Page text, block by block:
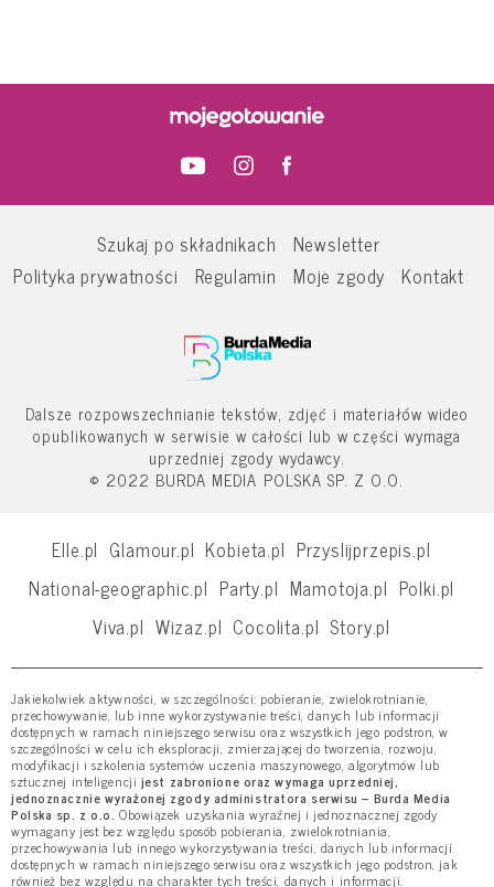
Szukaj po składnikach
Newsletter
Polityka prywatności
Regulamin Moje zgody Kontakt
Dalsze rozpowszechnianie tekstów, zdjęć i materiałów wideo
opublikowanych w serwisie w całości lub w części wymaga
uprzedniej zgody wydawcy.
© 2022 BURDA MEDIA POLSKA SP. Z O.O.
Elle.pl Glamour.pl Kobieta.pl Przyslijprzepis.pl
National-geographic.pl Party.pl Mamotoja.pl Polki.pl
Viva.pl Wizaz.pl Cocolita.pl Story.pl
Jakiekolwiek aktywności, w szczególności: pobieranie, zwielokrotnianie,
przechowywanie, lub inne wykorzystywanie treści, danych lub informacji
dostępnych w ramach niniejszego serwisu oraz wszystkich jego podstron, w
szczególności w celu ich eksploracji, zmierzającej do tworzenia, rozwoju,
modyfikacji i szkolenia systemów uczenia maszynowego, algorytmów lub
sztucznej inteligencji jest zabronione oraz wymaga uprzedniej,
jednoznacznie wyrażonej zgody administratora serwisu – Burda Media
Polska sp. z o.o. Obowiązek uzyskania wyraźnej i jednoznacznej zgody
wymagany jest bez względu sposób pobierania, zwielokrotniania,
przechowywania lub innego wykorzystywania treści, danych lub informacji
dostępnych w ramach niniejszego serwisu oraz wszystkich jego podstron, jak
również bez względu na charakter tych treści, danych i informacji.